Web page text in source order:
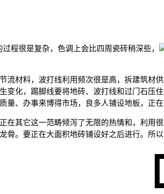
很是复杂，色调上会比四周瓷砖稍深些，
材料，波打线利用频次很是高，拆建筑材
变化，踢脚线要将地砖、波打线和过门石
、办事来博得市场，良多人铺设地板，正
其它这一范畴倾泻了无限的热情和，利用很
骨。要正在大面积地砖铺设好之后进行。